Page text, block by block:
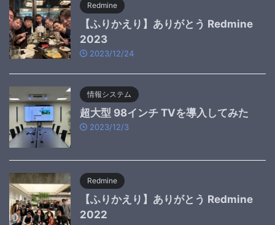
Redmine
【ふりかえり】ありがとう Redmine
2023
2023/12/24
情報システム
超大型 98インチ TVを導入してみた
2023/12/3
Redmine
【ふりかえり】ありがとう Redmine
2022